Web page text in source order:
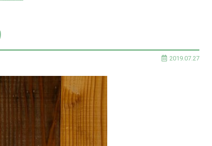
2019.07.27